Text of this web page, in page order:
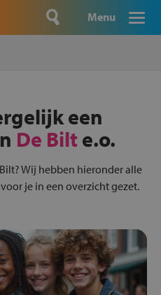
Menu
een
De Bilt e.o.
Wij hebben hieronder alle
je in een overzicht gezet.